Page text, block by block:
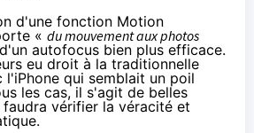
d'une fonction Motion
« du mouvement aux photos
autofocus bien plus efficace.
eu droit à la traditionnelle
l'iPhone qui semblait un poil
les cas, il s'agit de belles
vérifier la véracité et